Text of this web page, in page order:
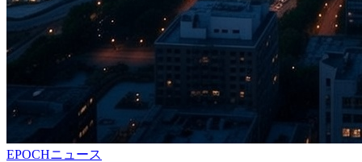
EPOCHニュース